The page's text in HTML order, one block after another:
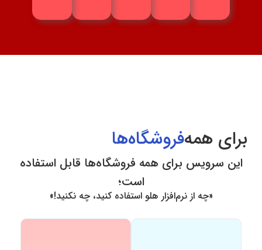
برای همهفروشگاه‌ها
این سرویس برای همه فروشگاه‌ها قابل استفاده
است؛
«چه از نرم‌افزار هلو استفاده کنید، چه نکنید!»